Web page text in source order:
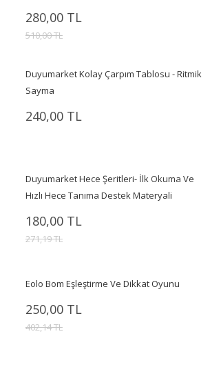
280,00 TL
510,00 TL
Duyumarket Kolay Çarpım Tablosu - Ritmik
Sayma
240,00 TL
Duyumarket Hece Şeritleri- İlk Okuma Ve
Hızlı Hece Tanıma Destek Materyali
180,00 TL
271,19 TL
Eolo Bom Eşleştirme Ve Dikkat Oyunu
250,00 TL
402,14 TL